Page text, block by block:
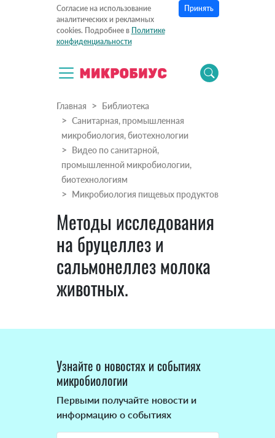
Согласие на использование
аналитических и рекламных
cookies. Подробнее в Политике
конфиденциальности
Принять
Главная
Библиотека
Санитарная, промышленная
микробиология, биотехнологии
Видео по санитарной,
промышленной микробиологии,
биотехнологиям
Микробиология пищевых продуктов
Методы исследования
на бруцеллез и
сальмонеллез молока
животных.
Узнайте о новостях и событиях
микробиологии
Первыми получайте новости и
информацию о событиях